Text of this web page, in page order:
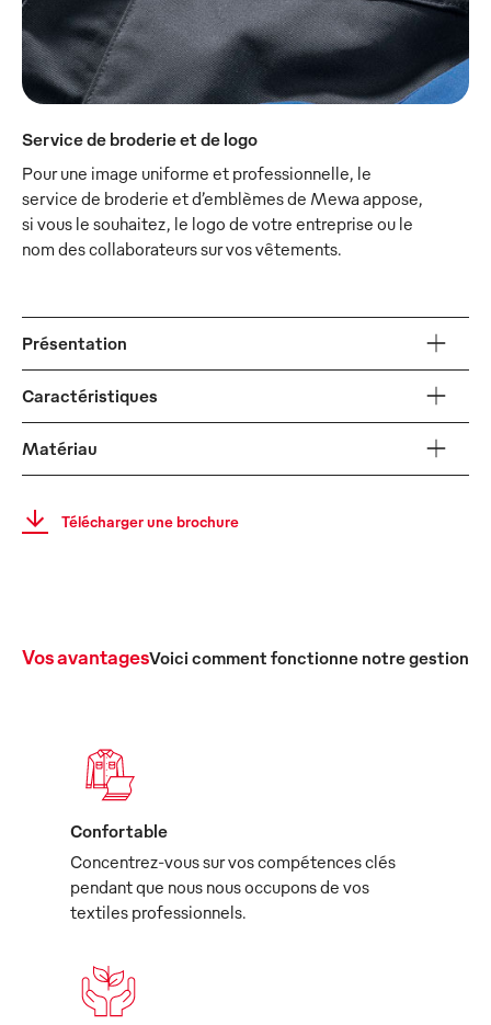
Service de broderie et de logo
Pour une image uniforme et professionnelle, le
service de broderie et d’emblèmes de Mewa appose,
si vous le souhaitez, le logo de votre entreprise ou le
nom des collaborateurs sur vos vêtements.
Présentation
Caractéristiques
Matériau
Télécharger une brochure
Vos avantagesVoici comment fonctionne notre gestion
Confortable
Concentrez-vous sur vos compétences clés
pendant que nous nous occupons de vos
textiles professionnels.